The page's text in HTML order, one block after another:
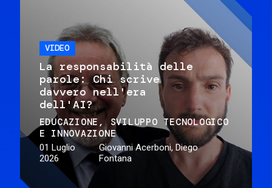
VIDEO
La responsabilità delle
parole: Chi scrive
davvero nell'era
dell'AI?
EDUCAZIONE
SVILUPPO TECNOLOGICO
E INNOVAZIONE
01 Luglio
2026
Giovanni Acerboni, Diego
Fontana